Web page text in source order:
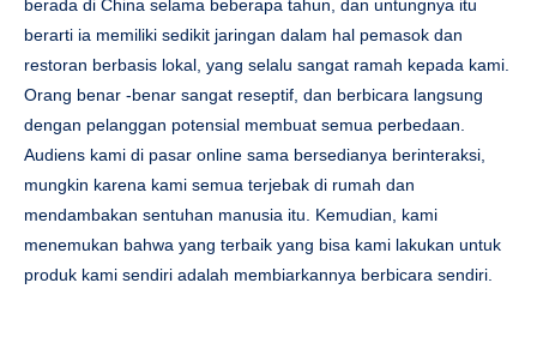
berada di China selama beberapa tahun, dan untungnya itu
berarti ia memiliki sedikit jaringan dalam hal pemasok dan
restoran berbasis lokal, yang selalu sangat ramah kepada kami.
Orang benar -benar sangat reseptif, dan berbicara langsung
dengan pelanggan potensial membuat semua perbedaan.
Audiens kami di pasar online sama bersedianya berinteraksi,
mungkin karena kami semua terjebak di rumah dan
mendambakan sentuhan manusia itu. Kemudian, kami
menemukan bahwa yang terbaik yang bisa kami lakukan untuk
produk kami sendiri adalah membiarkannya berbicara sendiri.